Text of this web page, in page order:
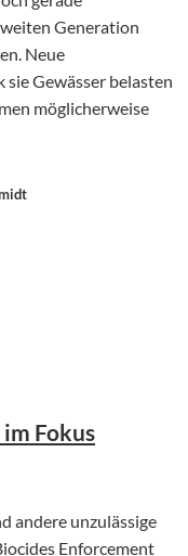
Generation
Neue
Gewässer belasten
möglicherweise
Fokus
andere unzulässige
Enforcement